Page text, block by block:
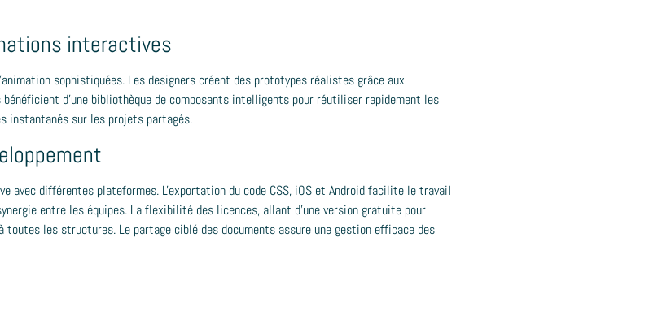
interactives
sophistiquées. Les designers créent des prototypes réalistes grâce aux
d'une bibliothèque de composants intelligents pour réutiliser rapidement les
instantanés sur les projets partagés.
différentes plateformes. L'exportation du code CSS, iOS et Android facilite le travail
entre les équipes. La flexibilité des licences, allant d'une version gratuite pour
les structures. Le partage ciblé des documents assure une gestion efficace des